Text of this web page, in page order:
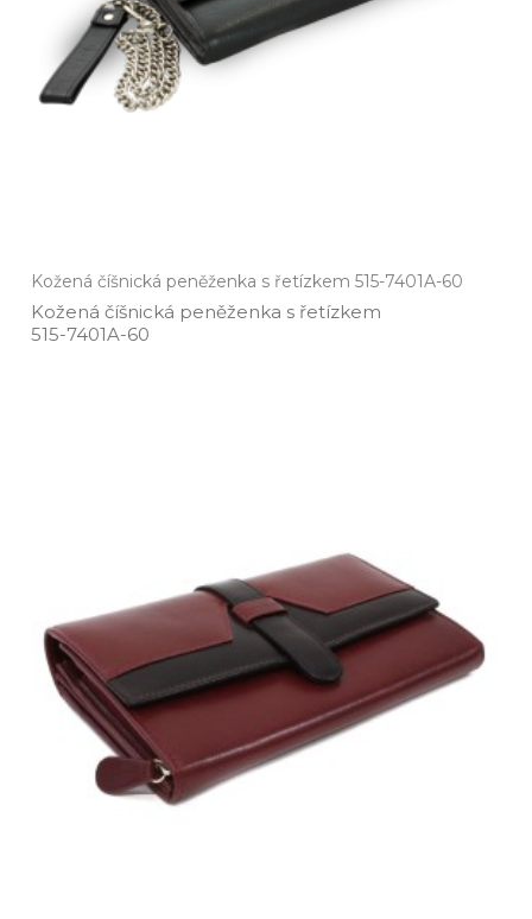
Kožená číšnická peněženka s řetízkem 515-7401A-60
Kožená číšnická peněženka s řetízkem
515­-7401A­-60